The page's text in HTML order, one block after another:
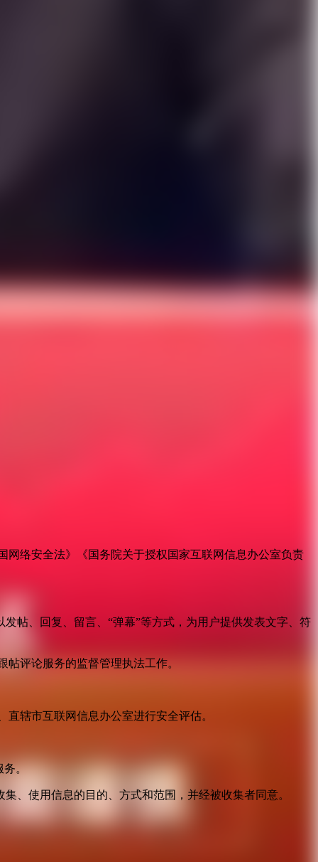
络安全法》《国务院关于授权国家互联网信息办公室负责
帖、回复、留言、“弹幕”等方式，为用户提供发表文字、符
评论服务的监督管理执法工作。
辖市互联网信息办公室进行安全评估。
务。
、使用信息的目的、方式和范围，并经被收集者同意。